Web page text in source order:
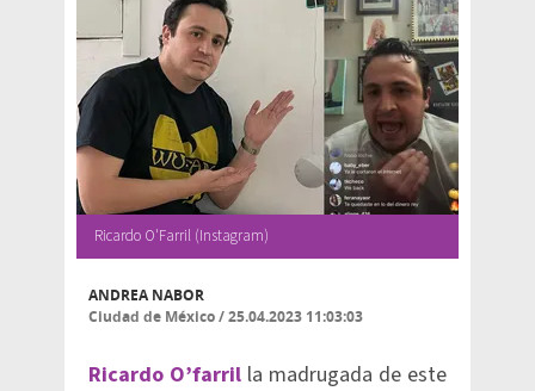
Ricardo O'Farril (Instagram)
ANDREA NABOR
Ciudad de México/25.04.2023 11:03:03
Ricardo O’farril la madrugada de este